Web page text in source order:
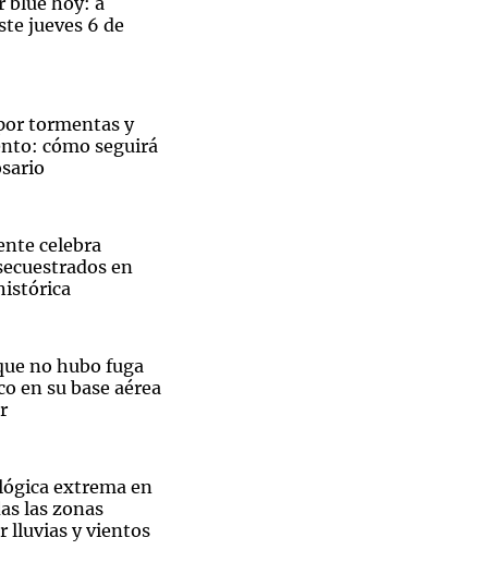
jueves 6 de
tormentas y
cómo seguirá
celebra
en
no hubo fuga
en su base aérea
extrema en
las zonas
lluvias y vientos